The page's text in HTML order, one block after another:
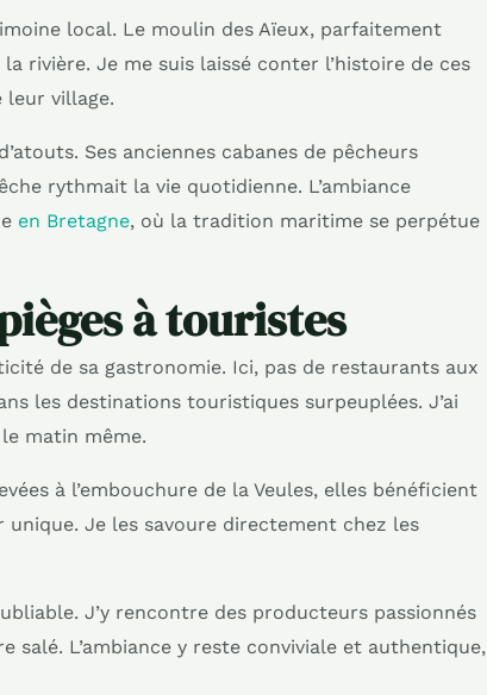
local. Le moulin des Aïeux, parfaitement
rivière. Je me suis laissé conter l’histoire de ces
leur village.
Ses anciennes cabanes de pêcheurs
rythmait la vie quotidienne. L’ambiance
en Bretagne, où la tradition maritime se perpétue
à touristes
de sa gastronomie. Ici, pas de restaurants aux
les destinations touristiques surpeuplées. J’ai
matin même.
à l’embouchure de la Veules, elles bénéficient
unique. Je les savoure directement chez les
J’y rencontre des producteurs passionnés
L’ambiance y reste conviviale et authentique,